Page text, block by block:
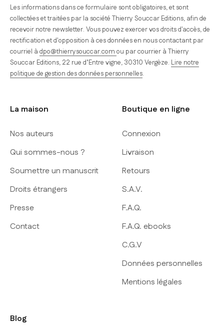
Les informations dans ce formulaire sont obligatoires, et sont
collectées et traitées par la société Thierry Souccar Editions, afin de
recevoir notre newsletter. Vous pouvez exercer vos droits d'accès, de
rectification et d'opposition à ces données en nous contactant par
courriel à dpo@thierrysouccar.com ou par courrier à Thierry
Souccar Editions, 22 rue d’Entre vigne, 30310 Vergèze. Lire notre
politique de gestion des données personnelles.
La maison
Nos auteurs
Qui sommes-nous ?
Soumettre un manuscrit
Droits étrangers
Presse
Contact
Boutique en ligne
Connexion
Livraison
Retours
S.A.V.
F.A.Q.
F.A.Q. ebooks
C.G.V
Données personnelles
Mentions légales
Blog